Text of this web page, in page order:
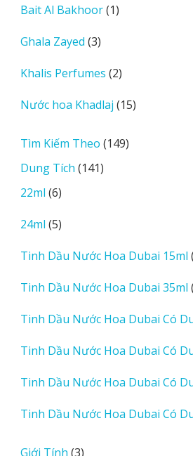
phẩm
Bait Al Bakhoor 11
Ghala Zayed 33
phẩm
Khalis Perfumes 22
phẩm
Nước hoa Khadlaj 1515
Tìm Kiếm Theo 149149
Dung Tích 141141
22ml 66
phẩm
24ml 55
phẩm
Tinh Dầu Nước Hoa Dubai 15ml
Tinh Dầu Nước Hoa Dubai 35ml
Tinh Dầu Nước Hoa Dubai Có
Tinh Dầu Nước Hoa Dubai Có
Tinh Dầu Nước Hoa Dubai Có
Tinh Dầu Nước Hoa Dubai Có
Giới Tính 33